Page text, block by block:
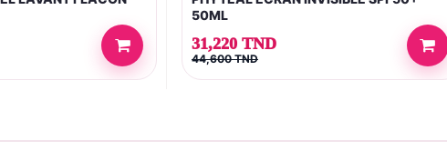
50ML
31,220 TND
44,600 TND